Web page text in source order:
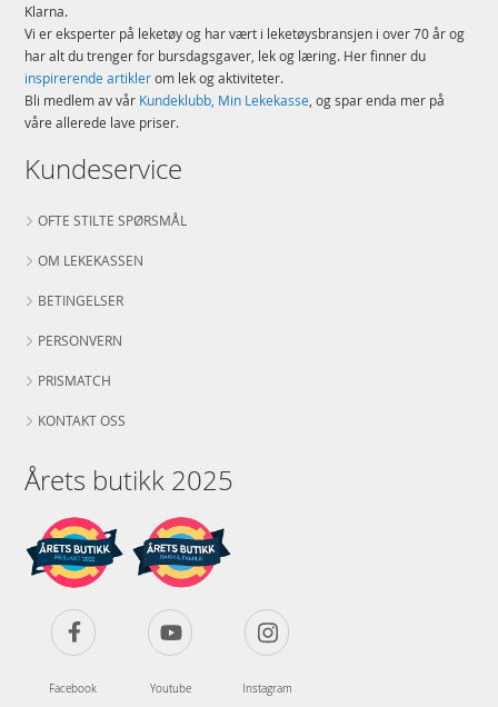
Klarna.
Vi er eksperter på leketøy og har vært i leketøysbransjen i over 70 år og
har alt du trenger for bursdagsgaver, lek og læring. Her finner du
inspirerende artiklerom lek og aktiviteter.
Bli medlem av vår Kundeklubb, Min Lekekasse, og spar enda mer på
våre allerede lave priser.
Kundeservice
OFTE STILTE SPØRSMÅL
OM LEKEKASSEN
BETINGELSER
PERSONVERN
PRISMATCH
KONTAKT OSS
Årets butikk 2025
Facebook Youtube Instagram